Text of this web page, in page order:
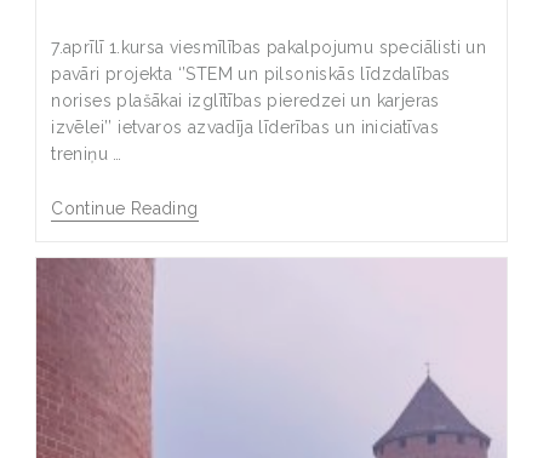
7.aprīlī 1.kursa viesmīlības pakalpojumu speciālisti un
pavāri projekta ‘’STEM un pilsoniskās līdzdalības
norises plašākai izglītības pieredzei un karjeras
izvēlei’’ ietvaros azvadīja līderības un iniciatīvas
treniņu …
Continue Reading